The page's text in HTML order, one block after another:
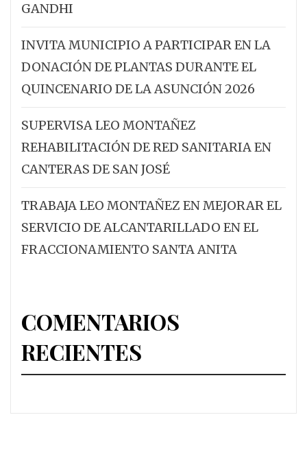
GANDHI
INVITA MUNICIPIO A PARTICIPAR EN LA
DONACIÓN DE PLANTAS DURANTE EL
QUINCENARIO DE LA ASUNCIÓN 2026
SUPERVISA LEO MONTAÑEZ
REHABILITACIÓN DE RED SANITARIA EN
CANTERAS DE SAN JOSÉ
TRABAJA LEO MONTAÑEZ EN MEJORAR EL
SERVICIO DE ALCANTARILLADO EN EL
FRACCIONAMIENTO SANTA ANITA
COMENTARIOS
RECIENTES